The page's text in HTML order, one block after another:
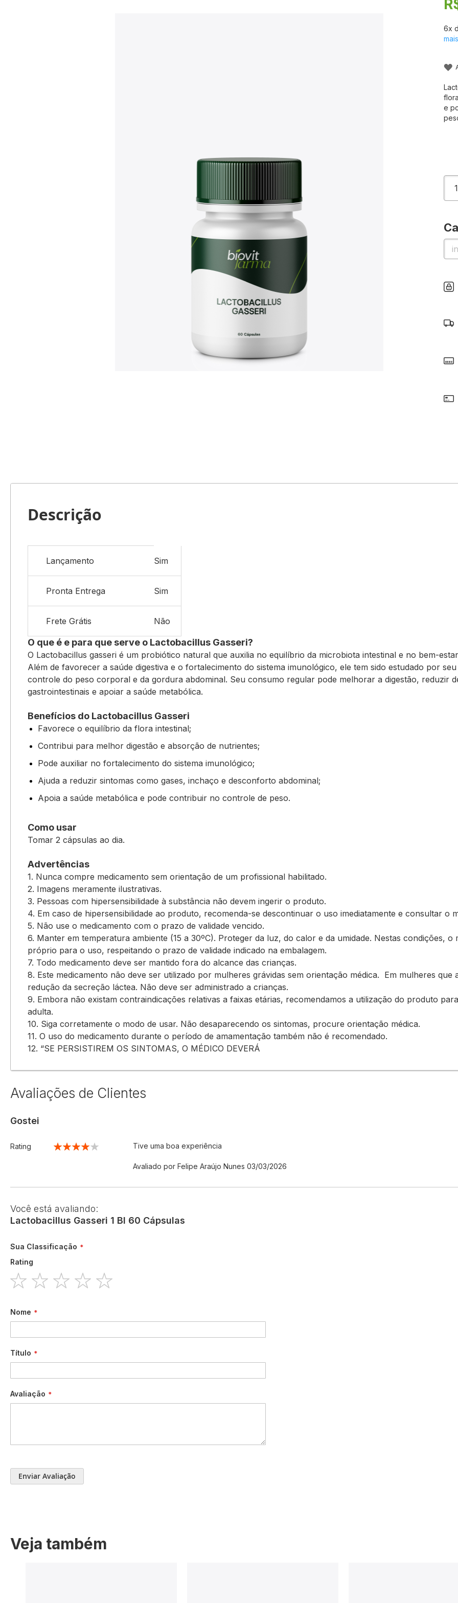
para
imagens
6x
e
Descrição
O que é e para que serve o Lactobacillus Gasseri?
O Lactobacillus gasseri é um probiótico natural que auxilia no equilíbrio da microbiota intestinal e no bem-
Além de favorecer a saúde digestiva e o fortalecimento do sistema imunológico, ele tem sido estudado por
controle do peso corporal e da gordura abdominal. Seu consumo regular pode melhorar a digestão, reduzir
gastrointestinais e apoiar a saúde metabólica.
Benefícios do Lactobacillus Gasseri
Favorece o equilíbrio da flora intestinal;
Contribui para melhor digestão e absorção de nutrientes;
Pode auxiliar no fortalecimento do sistema imunológico;
Ajuda a reduzir sintomas como gases, inchaço e desconforto abdominal;
Apoia a saúde metabólica e pode contribuir no controle de peso.
Como usar
Tomar 2 cápsulas ao dia.
Advertências
1. Nunca compre medicamento sem orientação de um profissional habilitado.
2. Imagens meramente ilustrativas.
3. Pessoas com hipersensibilidade à substância não devem ingerir o produto.
4. Em caso de hipersensibilidade ao produto, recomenda-se descontinuar o uso imediatamente e consultar o
5. Não use o medicamento com o prazo de validade vencido.
6. Manter em temperatura ambiente (15 a 30ºC). Proteger da luz, do calor e da umidade. Nestas condições, o
próprio para o uso, respeitando o prazo de validade indicado na embalagem.
7. Todo medicamento deve ser mantido fora do alcance das crianças.
8. Este medicamento não deve ser utilizado por mulheres grávidas sem orientação médica. Em mulheres que
redução da secreção láctea. Não deve ser administrado a crianças.
9. Embora não existam contraindicações relativas a faixas etárias, recomendamos a utilização do produto
adulta.
10. Siga corretamente o modo de usar. Não desaparecendo os sintomas, procure orientação médica.
11. O uso do medicamento durante o período de amamentação também não é recomendado.
12. “SE PERSISTIREM OS SINTOMAS, O MÉDICO DEVERÁ
informações
Lançamento Sim
Pronta Entrega Sim
Frete Grátis Não
Avaliações de Clientes
Gostei
Rating
Tive uma boa experiência
Avaliado por Felipe Araújo Nunes Enviado
03/03/2026
Você está avaliando:
Lactobacillus Gasseri 1 BI 60 Cápsulas
Sua Classificação
Rating
Nome
Título
Avaliação
Enviar Avaliação
Veja também